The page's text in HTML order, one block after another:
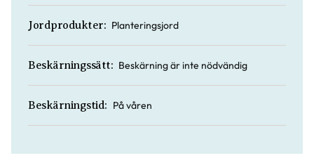
Jordprodukter: Planteringsjord
Beskärningssätt: Beskärning är inte nödvändig
Beskärningstid: På våren